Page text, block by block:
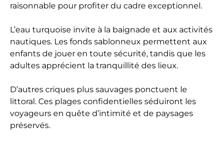
raisonnable pour profiter du cadre exceptionnel.
L’eau turquoise invite à la baignade et aux activités
nautiques. Les fonds sablonneux permettent aux
enfants de jouer en toute sécurité, tandis que les
adultes apprécient la tranquillité des lieux.
D’autres criques plus sauvages ponctuent le
littoral. Ces plages confidentielles séduiront les
voyageurs en quête d’intimité et de paysages
préservés.